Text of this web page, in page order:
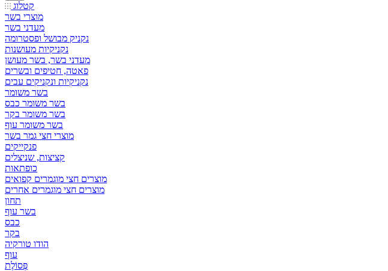
קטלוג
מוצרי בשר
מעדני בשר
נקניק מבושל ופסטרומה
נקניקיות מעושנות
מעדני בשר, בשר מעושן
פאטה, חטיפים ובשרים
נקניקיות ונקניקים עבים
בשר משומר
בשר משומר כבס
בשר משומר בקר
בשר משומר עוף
מוצרי חצי גמר בשר
פנקייקים
קציצות, שניצלים
כופתאות
מוצרים חצי מוגמרים קפואים
מוצרים חצי מוגמרים אחרים
תחון
בשר עוף
כבס
בקר
הודו טורקיה
עוף
פְּסוֹלֶת